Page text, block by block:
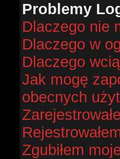
Problemy
Dlaczego nie
Dlaczego w
Dlaczego
Jak mogę
obecnych
Zgubiłem